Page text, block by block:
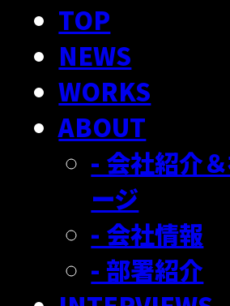
TOP
NEWS
WORKS
ABOUT
- 会社紹介
ージ
- 会社情報
- 部署紹介